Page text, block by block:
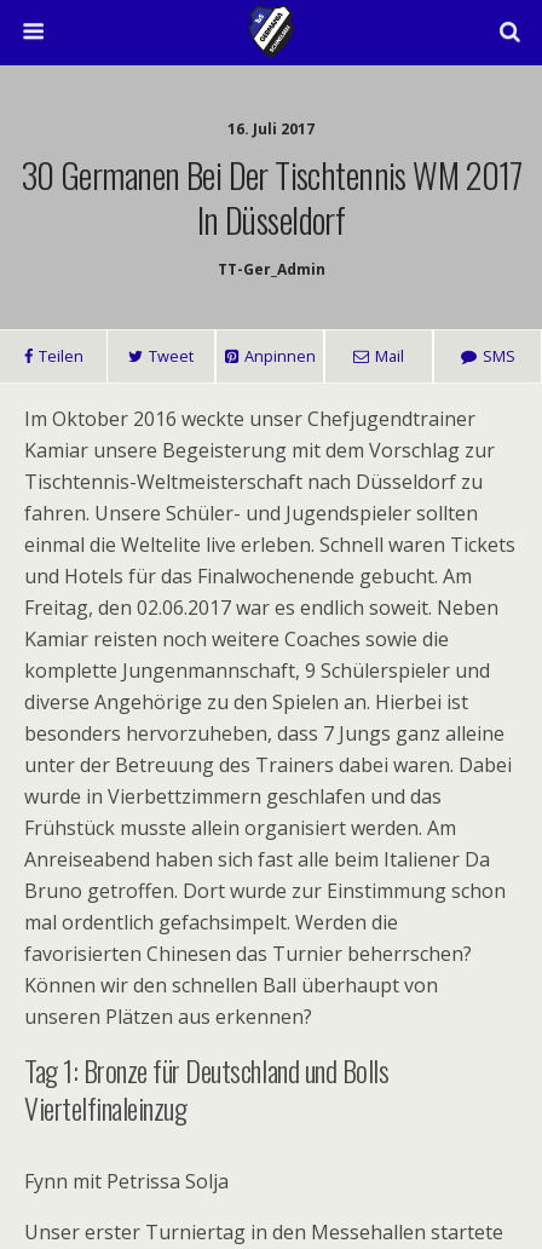
16. Juli 2017
30 Germanen Bei Der Tischtennis WM 2017
In Düsseldorf
TT-Ger_Admin
Teilen Tweet Anpinnen Mail SMS
Im Oktober 2016 weckte unser Chefjugendtrainer
Kamiar unsere Begeisterung mit dem Vorschlag zur
Tischtennis-Weltmeisterschaft nach Düsseldorf zu
fahren. Unsere Schüler- und Jugendspieler sollten
einmal die Weltelite live erleben. Schnell waren Tickets
und Hotels für das Finalwochenende gebucht. Am
Freitag, den 02.06.2017 war es endlich soweit. Neben
Kamiar reisten noch weitere Coaches sowie die
komplette Jungenmannschaft, 9 Schülerspieler und
diverse Angehörige zu den Spielen an. Hierbei ist
besonders hervorzuheben, dass 7 Jungs ganz alleine
unter der Betreuung des Trainers dabei waren. Dabei
wurde in Vierbettzimmern geschlafen und das
Frühstück musste allein organisiert werden. Am
Anreiseabend haben sich fast alle beim Italiener Da
Bruno getroffen. Dort wurde zur Einstimmung schon
mal ordentlich gefachsimpelt. Werden die
favorisierten Chinesen das Turnier beherrschen?
Können wir den schnellen Ball überhaupt von
unseren Plätzen aus erkennen?
Tag 1: Bronze für Deutschland und Bolls
Viertelfinaleinzug
Fynn mit Petrissa Solja
Unser erster Turniertag in den Messehallen startete